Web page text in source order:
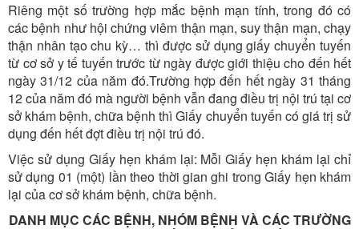
Riêng một số trường hợp mắc bệnh mạn tính, trong đó có
các bệnh như hội chứng viêm thận mạn, suy thận mạn, chạy
thận nhân tạo chu kỳ… thì được sử dụng giấy chuyển tuyến
từ cơ sở y tế tuyến trước từ ngày được giới thiệu cho đến hết
ngày 31/12 của năm đó.Trường hợp đến hết ngày 31 tháng
12 của năm đó mà người bệnh vẫn đang điều trị nội trú tại cơ
sở khám bệnh, chữa bệnh thì Giấy chuyển tuyến có giá trị sử
dụng đến hết đợt điều trị nội trú đó.
Việc sử dụng Giấy hẹn khám lại: Mỗi Giấy hẹn khám lại chỉ
sử dụng 01 (một) lần theo thời gian ghi trong Giấy hẹn khám
lại của cơ sở khám bệnh, chữa bệnh.
DANH MỤC CÁC BỆNH, NHÓM BỆNH VÀ CÁC TRƯỜNG